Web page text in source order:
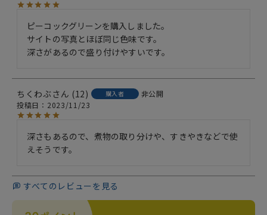
ピーコックグリーンを購入しました。
サイトの写真とほぼ同じ色味です。
深さがあるので盛り付けやすいです。
ちくわぶ 12 購入者
非公開
投稿日
2023/11/23
深さもあるので、煮物の取り分けや、すきやきなどで使
えそうです。
すべてのレビューを見る